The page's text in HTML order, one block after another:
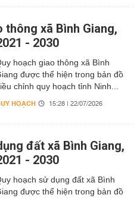
thông xã Bình Giang,
- 2030
hoạch giao thông xã Bình
được thể hiện trong bản đồ
chỉnh quy hoạch tỉnh Ninh...
HOẠCH 15:28 | 22/07/2026
đất xã Bình Giang,
- 2030
hoạch sử dụng đất xã Bình
được thể hiện trong bản đồ